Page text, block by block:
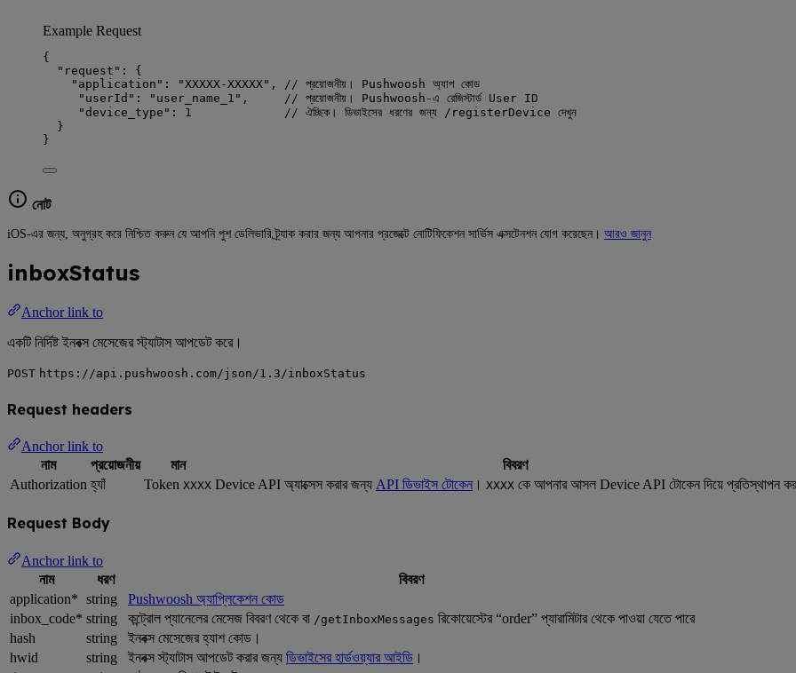
Example Request
{
"request" : {
"application" : " XXXXX-XXXXX" ,
// প্রয়োজনীয়। Pushwoosh অ্যাপ কোড
"userId" : " user_name_1 " ,
// প্রয়োজনীয়। Pushwoosh-এ রেজিস্টার্ড User ID
"device_type" : 1
// ঐচ্ছিক। ডিভাইসের ধরণের জন্য /registerDevice দেখুন
}
}
নোট
iOS-এর জন্য, অনুগ্রহ করে নিশ্চিত করুন যে আপনি পুশ ডেলিভারি ট্র্যাক করার জন্য আপনার প্রজেক্টে নোটিফিকেশন সার্ভিস এক্সটেনশন যোগ করেছেন। আরও জানুন
inboxStatus
Anchor link to
একটি নির্দিষ্ট ইনবক্স মেসেজের স্ট্যাটাস আপডেট করে।
POST https://api.pushwoosh.com/json/1.3/inboxStatus
Request headers
Anchor link to
নাম
প্রয়োজনীয় মান
বিবরণ
Authorization হ্যাঁ Token XXXX Device API অ্যাক্সেস করার জন্য API ডিভাইস টোকেন । XXXX কে আপনার আসল Device API টোকেন দিয়ে প্রতিস্থাপন
Request Body
Anchor link to
নাম
ধরণ
বিবরণ
application* string
Pushwoosh অ্যাপ্লিকেশন কোড
inbox_code* string কন্ট্রোল প্যানেলের মেসেজ বিবরণ থেকে বা /getInboxMessages রিকোয়েস্টের “order” প্যারামিটার থেকে পাওয়া যেতে পারে
hash
string
ইনবক্স মেসেজের হ্যাশ কোড।
hwid
string ইনবক্স স্ট্যাটাস আপডেট করার জন্য ডিভাইসের হার্ডওয়্যার আইডি ।